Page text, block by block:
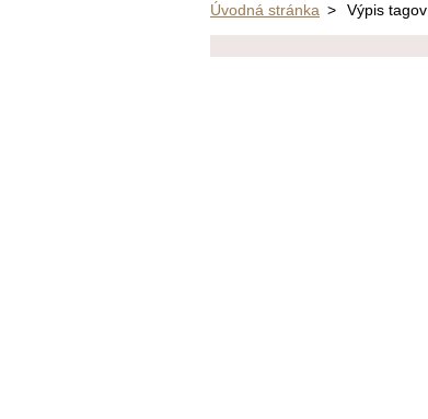
Úvodná stránka > Výpis tagov